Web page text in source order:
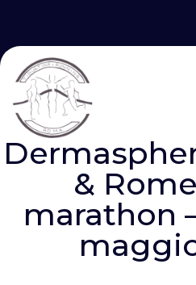
&
marathon